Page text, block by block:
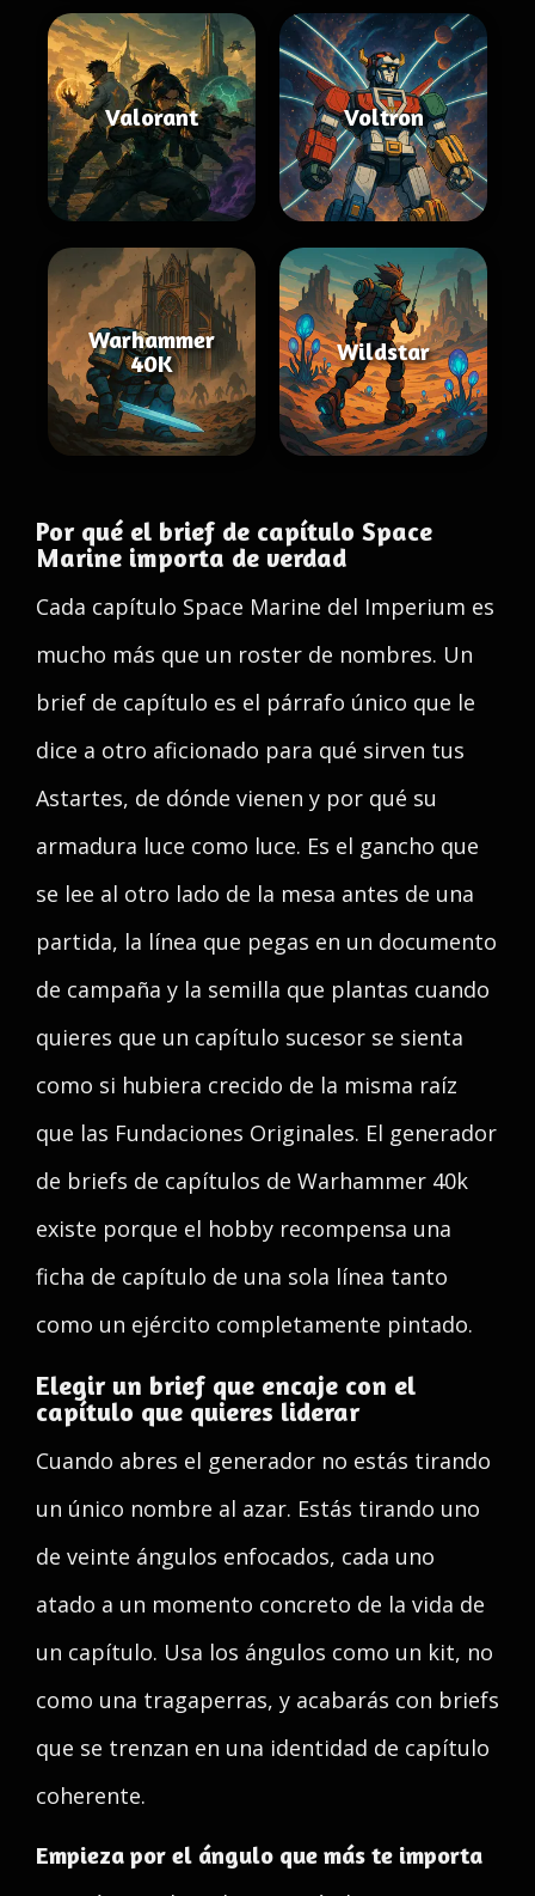
Valorant Voltron
Warhammer
40K
Wildstar
Por qué el brief de capítulo Space
Marine importa de verdad
Cada capítulo Space Marine del Imperium es
mucho más que un roster de nombres. Un
brief de capítulo es el párrafo único que le
dice a otro aficionado para qué sirven tus
Astartes, de dónde vienen y por qué su
armadura luce como luce. Es el gancho que
se lee al otro lado de la mesa antes de una
partida, la línea que pegas en un documento
de campaña y la semilla que plantas cuando
quieres que un capítulo sucesor se sienta
como si hubiera crecido de la misma raíz
que las Fundaciones Originales. El generador
de briefs de capítulos de Warhammer 40k
existe porque el hobby recompensa una
ficha de capítulo de una sola línea tanto
como un ejército completamente pintado.
Elegir un brief que encaje con el
capítulo que quieres liderar
Cuando abres el generador no estás tirando
un único nombre al azar. Estás tirando uno
de veinte ángulos enfocados, cada uno
atado a un momento concreto de la vida de
un capítulo. Usa los ángulos como un kit, no
como una tragaperras, y acabarás con briefs
que se trenzan en una identidad de capítulo
coherente.
Empieza por el ángulo que más te importa